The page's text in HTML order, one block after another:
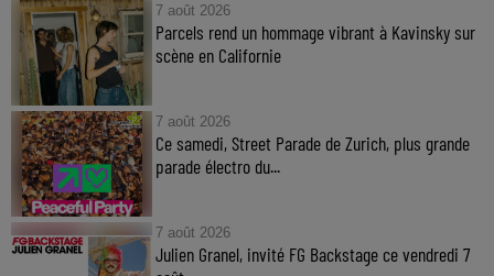
7 août 2026
Parcels rend un hommage vibrant à Kavinsky sur
scène en Californie
7 août 2026
Ce samedi, Street Parade de Zurich, plus grande
parade électro du...
7 août 2026
Julien Granel, invité FG Backstage ce vendredi 7